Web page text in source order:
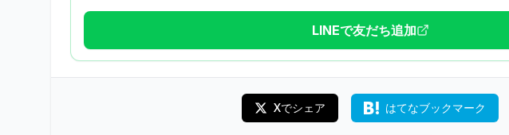
LINEで友だち追加
Xでシェア はてなブックマーク